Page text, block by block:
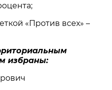
«Против всех» –
избраны: